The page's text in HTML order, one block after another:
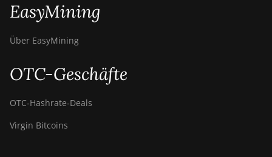
EasyMining
Über EasyMining
OTC-Geschäfte
OTC‑Hashrate‑Deals
Virgin Bitcoins